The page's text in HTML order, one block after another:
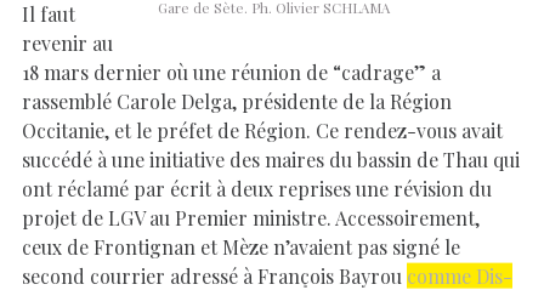
Gare de Sète. Ph. Olivier SCHLAMA
Il faut
revenir au
18 mars dernier où une réunion de “cadrage” a
rassemblé Carole Delga, présidente de la Région
Occitanie, et le préfet de Région. Ce rendez-vous avait
succédé à une initiative des maires du bassin de Thau qui
ont réclamé par écrit à deux reprises une révision du
projet de LGV au Premier ministre. Accessoirement,
ceux de Frontignan et Mèze n’avaient pas signé le
second courrier adressé à François Bayrou comme Dis-